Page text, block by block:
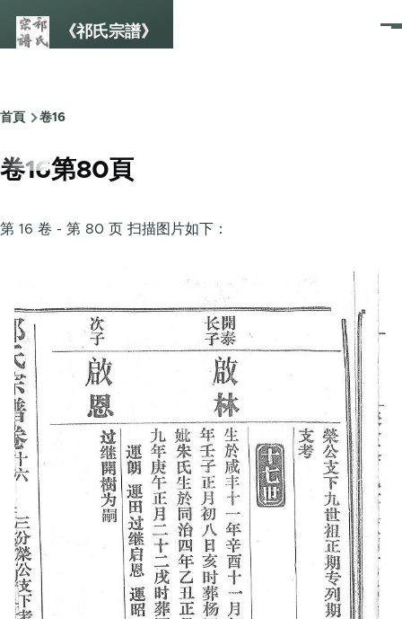
《祁氏宗譜》
選
Breadcrumb
首頁 卷16
卷16第80頁
第 16 卷 - 第 80 页 扫描图片如下：